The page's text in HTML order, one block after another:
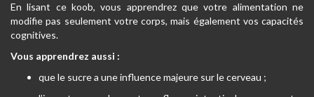
En lisant ce koob, vous apprendrez que votre alimentation ne
modifie pas seulement votre corps, mais également vos capacités
cognitives.
Vous apprendrez aussi :
que le sucre a une influence majeure sur le cerveau ;